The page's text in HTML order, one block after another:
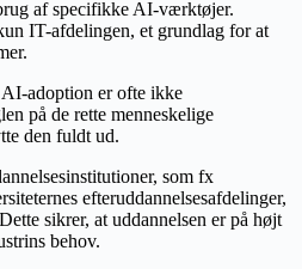
af specifikke AI-værktøjer.
IT-afdelingen, et grundlag for at
adoption er ofte ikke
på de rette menneskelige
den fuldt ud.
som fx
efteruddannelsesafdelinger,
sikrer, at uddannelsen er på højt
behov.